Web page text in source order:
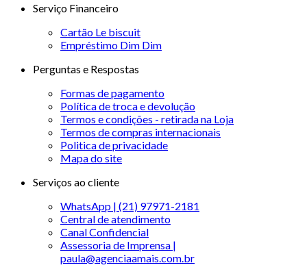
Serviço Financeiro
Cartão Le biscuit
Empréstimo Dim Dim
Perguntas e Respostas
Formas de pagamento
Política de troca e devolução
Termos e condições - retirada na Loja
Termos de compras internacionais
Politica de privacidade
Mapa do site
Serviços ao cliente
WhatsApp | (21) 97971-2181
Central de atendimento
Canal Confidencial
Assessoria de Imprensa |
paula@agenciaamais.com.br